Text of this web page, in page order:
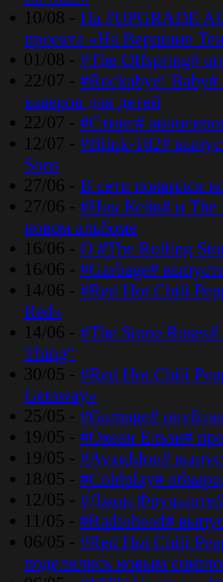
10/08 - На #UPGRADE
проекта «На Вершине
01/08 - #The Offspring#
22/07 - #Rockabye!
каверов для детей
22/07 - #Стинг#
12/07 - #Blink-182#
Sons
27/06 - В сети появился
27/06 - #Ник Кейв# и The
новом альбоме
16/06 - О #The Rolling
16/06 - #Garbage#
14/06 - #Red Hot Chili
Red»
14/06 - #The Stone
Thing”
30/05 - #Red Hot Chili
Getaway»
25/05 - #Garbage#
19/05 - #Океан Ельзи#
19/05 - #АукцЫон#
18/05 - #Coldplay#
12/05 - #Джон
11/05 - #Radiohead#
06/05 - #Red Hot Chili
поделились новым